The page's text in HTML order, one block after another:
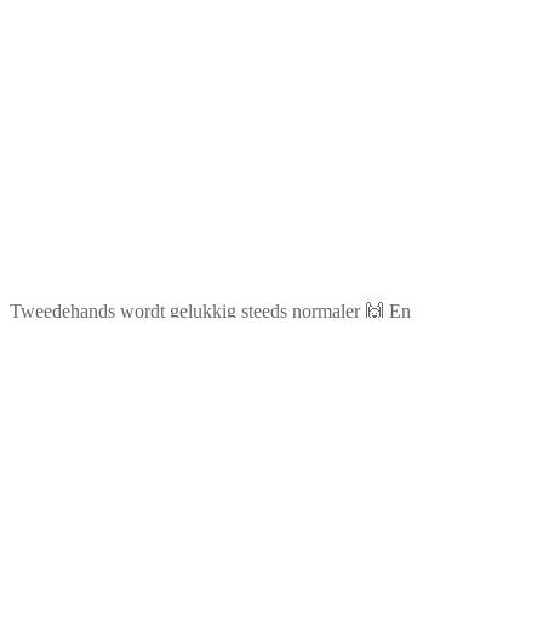
Tweedehands wordt gelukkig steeds normaler 🙌 En